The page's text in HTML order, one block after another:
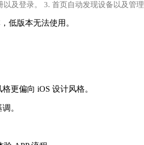
及登录。 3. 首页自动发现设备以及管
低版本无法使用。
更偏向 iOS 设计风格。
。